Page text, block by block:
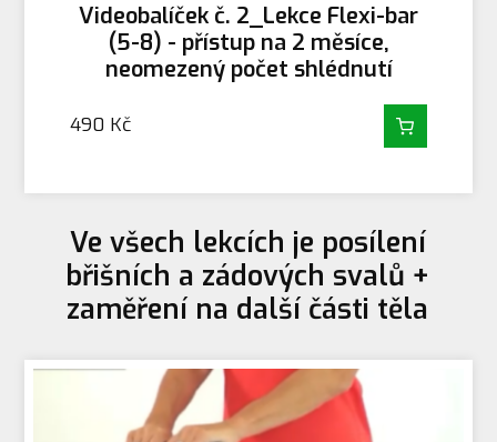
Videobalíček č. 2_Lekce Flexi-bar
(5-8) - přístup na 2 měsíce,
neomezený počet shlédnutí
490 Kč
Ve všech lekcích je posílení
břišních a zádových svalů +
zaměření na další části těla